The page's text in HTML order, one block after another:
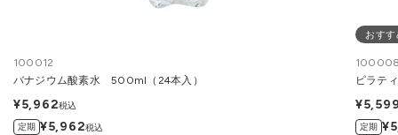
100012
バナジウム酸素水 500ml（24本入）
¥5,962税込
定期 ¥5,962税込
おすす
ピラテ
定期